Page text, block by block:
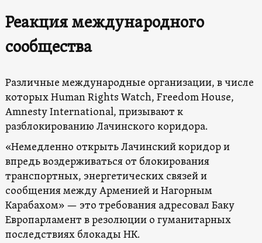
Реакция международного
сообщества
Различные международные организации, в числе
которых Human Rights Watch, Freedom House,
Amnesty International, призывают к
разблокированию Лачинского коридора.
«Немедленно открыть Лачинский коридор и
впредь воздерживаться от блокирования
транспортных, энергетических связей и
сообщения между Арменией и Нагорным
Карабахом» — это требования адресовал Баку
Европарламент в резолюции о гуманитарных
последствиях блокады НК.